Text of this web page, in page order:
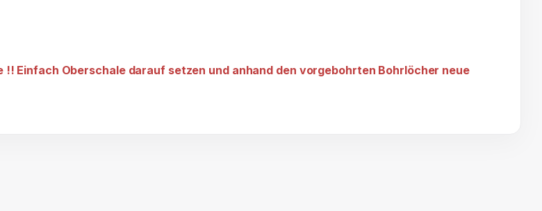
Einfach Oberschale darauf setzen und anhand den vorgebohrten Bohrlöcher neue